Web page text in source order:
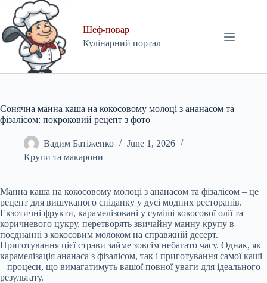
content
Шеф-повар
Кулінарний портал
Сонячна манна каша на кокосовому молоці з ананасом та
фізалісом: покроковий рецепт з фото
Вадим Батіженко
June 1, 2026
Крупи та макарони
Манна каша на кокосовому молоці з ананасом та фізалісом – це
рецепт для вишуканого сніданку у дусі модних ресторанів.
Екзотичні фрукти, карамелізовані у суміші кокосової олії та
коричневого цукру, перетворять звичайну манну крупу в
поєднанні з кокосовим молоком на справжній десерт.
Приготування цієї страви займе зовсім небагато часу. Однак, як
карамелізація ананаса з фізалісом, так і приготування самої каші
– процеси, що вимагатимуть вашої повної уваги для ідеального
результату.